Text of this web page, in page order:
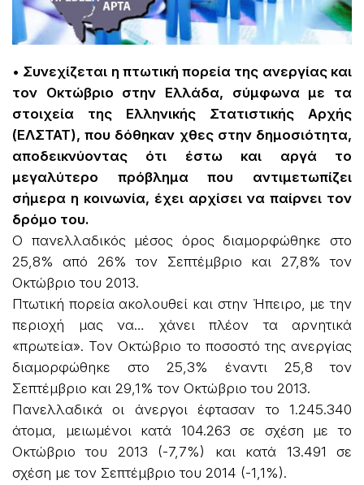
• Συνεχίζεται η πτωτική πορεία της ανεργίας και
τον Οκτώβριο στην Ελλάδα, σύμφωνα με τα
στοιχεία της Ελληνικής Στατιστικής Αρχής
(ΕΛΣΤΑΤ), που δόθηκαν χθες στην δημοσιότητα,
αποδεικνύοντας ότι έστω και αργά το
μεγαλύτερο πρόβλημα που αντιμετωπίζει
σήμερα η κοινωνία, έχει αρχίσει να παίρνει τον
δρόμο του.
Ο πανελλαδικός μέσος όρος διαμορφώθηκε στο
25,8% από 26% τον Σεπτέμβριο και 27,8% τον
Οκτώβριο του 2013.
Πτωτική πορεία ακολουθεί και στην Ήπειρο, με την
περιοχή μας να… χάνει πλέον τα αρνητικά
«πρωτεία». Τον Οκτώβριο το ποσοστό της ανεργίας
διαμορφώθηκε στο 25,3% έναντι 25,8 τον
Σεπτέμβριο και 29,1% τον Οκτώβριο του 2013.
Πανελλαδικά οι άνεργοι έφτασαν το 1.245.340
άτομα, μειωμένοι κατά 104.263 σε σχέση με το
Οκτώβριο του 2013 (-7,7%) και κατά 13.491 σε
σχέση με τον Σεπτέμβριο του 2014 (-1,1%).